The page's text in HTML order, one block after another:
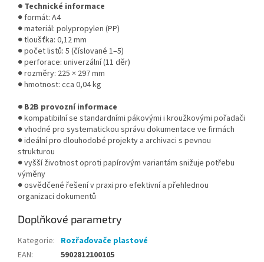
● Technické informace
● formát: A4
● materiál: polypropylen (PP)
● tloušťka: 0,12 mm
● počet listů: 5 (číslované 1–5)
● perforace: univerzální (11 děr)
● rozměry: 225 × 297 mm
● hmotnost: cca 0,04 kg
● B2B provozní informace
● kompatibilní se standardními pákovými i kroužkovými pořadači
● vhodné pro systematickou správu dokumentace ve firmách
● ideální pro dlouhodobé projekty a archivaci s pevnou
strukturou
● vyšší životnost oproti papírovým variantám snižuje potřebu
výměny
● osvědčené řešení v praxi pro efektivní a přehlednou
organizaci dokumentů
Doplňkové parametry
Kategorie: Rozřaďovače plastové
EAN: 5902812100105